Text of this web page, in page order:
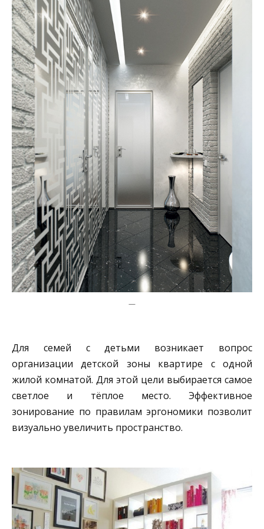
—
Для семей с детьми возникает вопрос
организации детской зоны квартире с одной
жилой комнатой. Для этой цели выбирается самое
светлое и тёплое место. Эффективное
зонирование по правилам эргономики позволит
визуально увеличить пространство.